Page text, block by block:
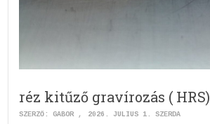
réz kitűző gravírozás ( HRS)
SZERZŐ:GABOR 2026. JÚLIUS 1. SZERDA